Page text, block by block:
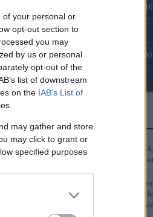
of your personal or
opt-out section to
you may
by us or personal
opt-out of the
list of downstream
on the IAB’s List of
may gather and store
may click to grant or
specified purposes
la
(ETH)
(USDEX)
1 VivaTech 2026 :
numérique et
Comment
l’investissement
psychologie et à